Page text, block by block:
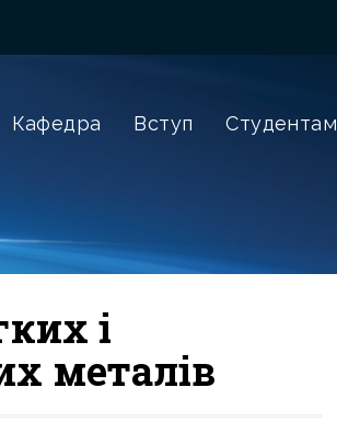
Кафедра Вступ Студентам
і
металів